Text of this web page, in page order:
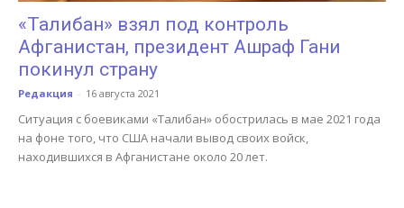
«Талибан» взял под контроль
Афганистан, президент Ашраф Гани
покинул страну
Редакция - 16 августа 2021
Ситуация с боевиками «Талибан» обострилась в мае 2021 года
на фоне того, что США начали вывод своих войск,
находившихся в Афганистане около 20 лет.